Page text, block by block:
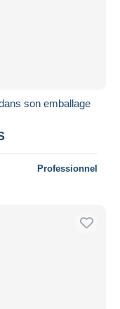
son emballage
Professionnel